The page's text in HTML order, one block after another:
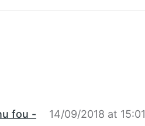
fou - 14/09/2018 at 15:01